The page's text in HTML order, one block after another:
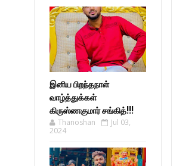
இனிய பிறந்தநாள்
வாழ்த்துக்கள்
கிருஸ்ணகுமார் சங்கித்!!!
Thanoshan
Jul 03,
2024